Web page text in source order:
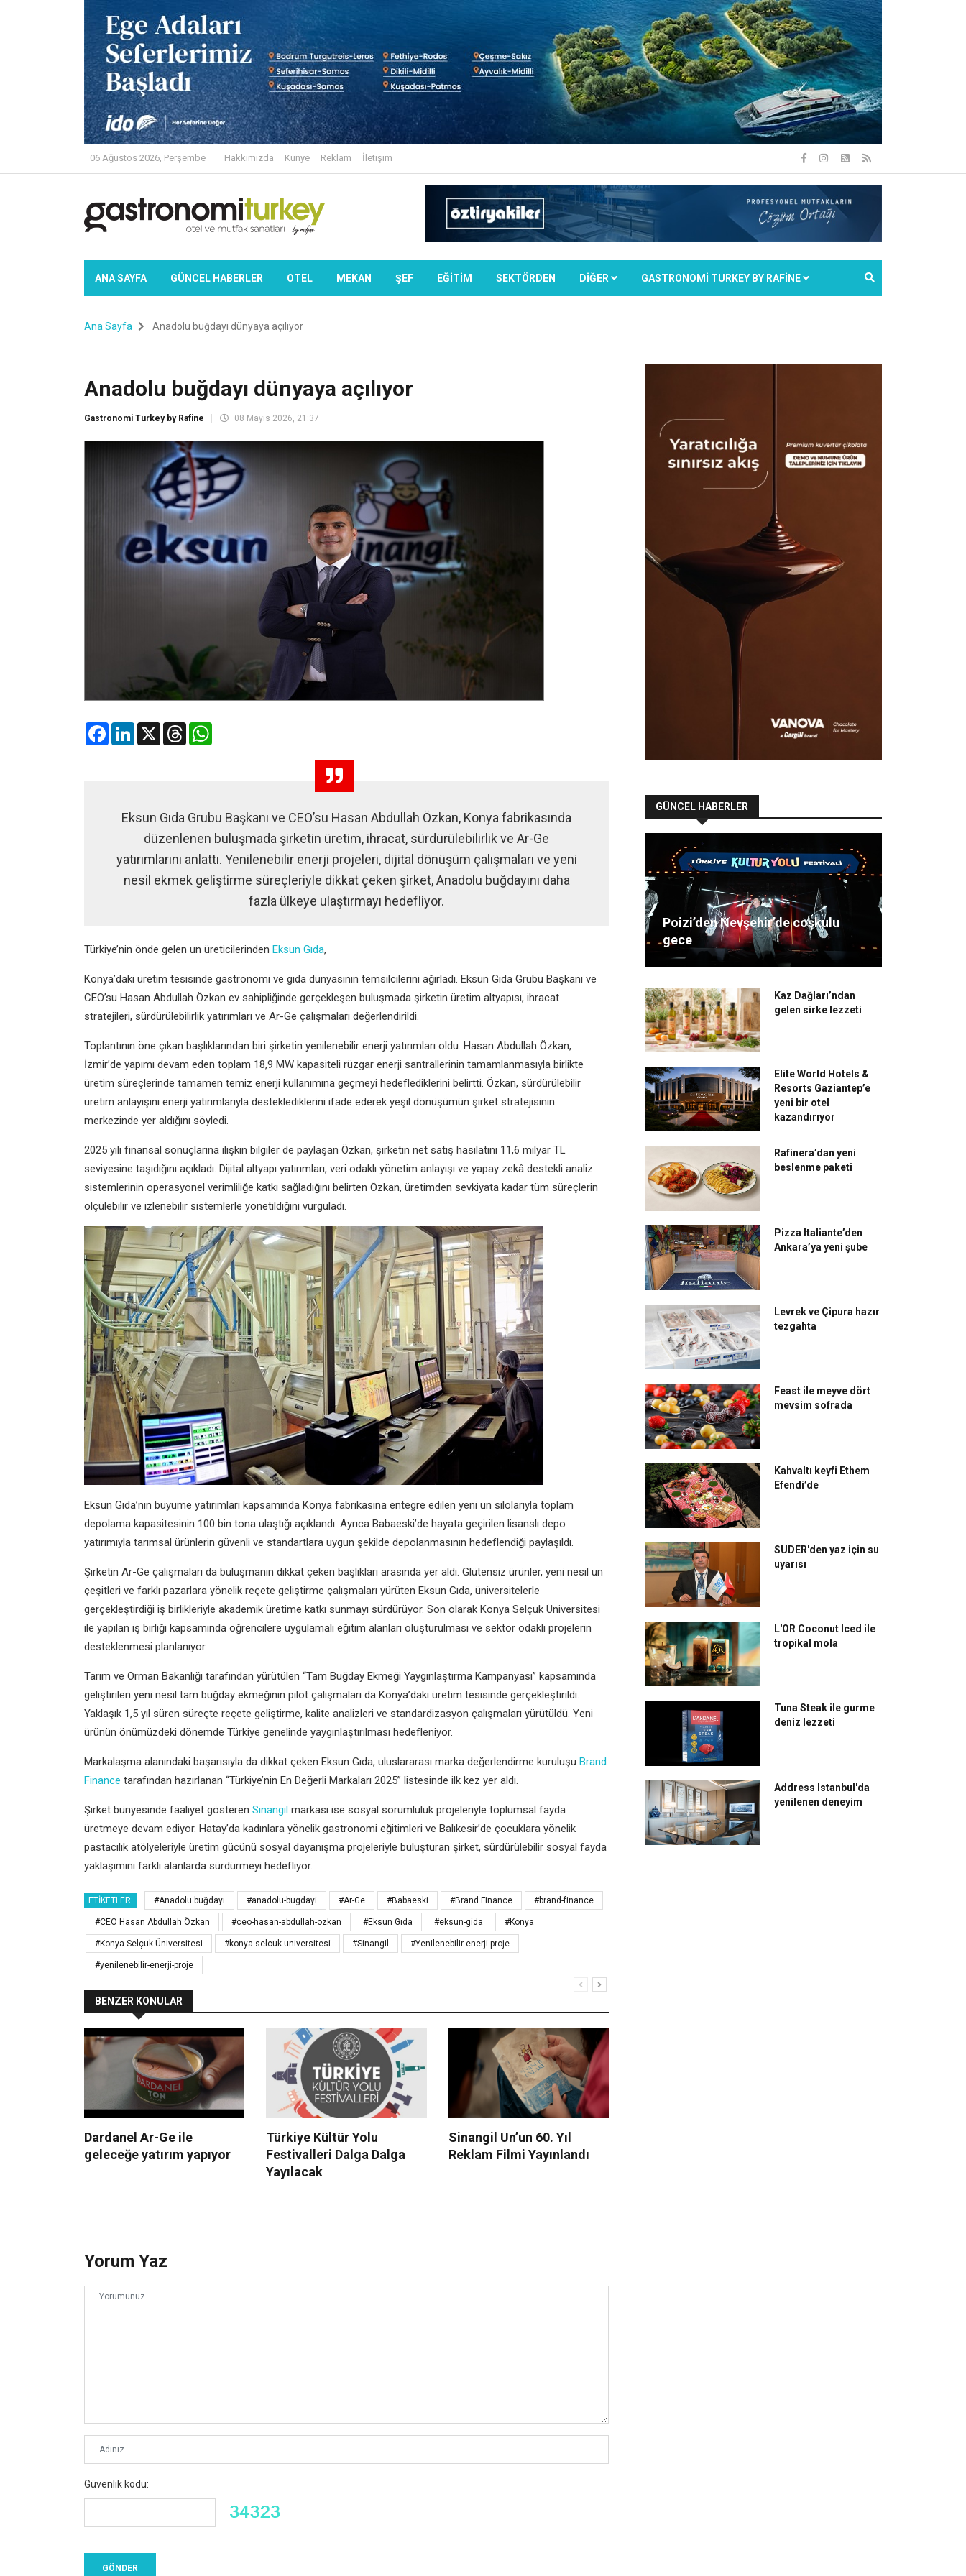
06 Ağustos 2026, Perşembe Hakkımızda Künye Reklam İletişim
ANA SAYFA GÜNCEL HABERLER OTEL MEKAN ŞEF EĞİTİM SEKTÖRDEN DIĞER GASTRONOMİ TURKEY BY RAFİNE
Ana Sayfa Anadolu buğdayı dünyaya açılıyor
Anadolu buğdayı dünyaya açılıyor
Gastronomi Turkey by Rafine 08 Mayıs 2026, 21:37
FacebookLinkedIn
X Threads
Eksun Gıda Grubu Başkanı ve CEO’su Hasan Abdullah Özkan, Konya fabrikasında
düzenlenen buluşmada şirketin üretim, ihracat, sürdürülebilirlik ve Ar-Ge
yatırımlarını anlattı. Yenilenebilir enerji projeleri, dijital dönüşüm çalışmaları ve yeni
nesil ekmek geliştirme süreçleriyle dikkat çeken şirket, Anadolu buğdayını daha
fazla ülkeye ulaştırmayı hedefliyor.
Türkiye’nin önde gelen un üreticilerinden Eksun Gıda,
Konya’daki üretim tesisinde gastronomi ve gıda dünyasının temsilcilerini ağırladı. Eksun Gıda Grubu Başkanı ve
CEO’su Hasan Abdullah Özkan ev sahipliğinde gerçekleşen buluşmada şirketin üretim altyapısı, ihracat
stratejileri, sürdürülebilirlik yatırımları ve Ar-Ge çalışmaları değerlendirildi.
Toplantının öne çıkan başlıklarından biri şirketin yenilenebilir enerji yatırımları oldu. Hasan Abdullah Özkan,
İzmir’de yapımı devam eden toplam 18,9 MW kapasiteli rüzgar enerji santrallerinin tamamlanmasıyla birlikte
üretim süreçlerinde tamamen temiz enerji kullanımına geçmeyi hedeflediklerini belirtti. Özkan, sürdürülebilir
üretim anlayışını enerji yatırımlarıyla desteklediklerini ifade ederek yeşil dönüşümün şirket stratejisinin
merkezinde yer aldığını söyledi.
2025 yılı finansal sonuçlarına ilişkin bilgiler de paylaşan Özkan, şirketin net satış hasılatını 11,6 milyar TL
seviyesine taşıdığını açıkladı. Dijital altyapı yatırımları, veri odaklı yönetim anlayışı ve yapay zekâ destekli analiz
sistemlerinin operasyonel verimliliğe katkı sağladığını belirten Özkan, üretimden sevkiyata kadar tüm süreçlerin
ölçülebilir ve izlenebilir sistemlerle yönetildiğini vurguladı.
Eksun Gıda’nın büyüme yatırımları kapsamında Konya fabrikasına entegre edilen yeni un silolarıyla toplam
depolama kapasitesinin 100 bin tona ulaştığı açıklandı. Ayrıca Babaeski’de hayata geçirilen lisanslı depo
yatırımıyla tarımsal ürünlerin güvenli ve standartlara uygun şekilde depolanmasının hedeflendiği paylaşıldı.
Şirketin Ar-Ge çalışmaları da buluşmanın dikkat çeken başlıkları arasında yer aldı. Glütensiz ürünler, yeni nesil un
çeşitleri ve farklı pazarlara yönelik reçete geliştirme çalışmaları yürüten Eksun Gıda, üniversitelerle
gerçekleştirdiği iş birlikleriyle akademik üretime katkı sunmayı sürdürüyor. Son olarak Konya Selçuk Üniversitesi
ile yapılan iş birliği kapsamında öğrencilere uygulamalı eğitim alanları oluşturulması ve sektör odaklı projelerin
desteklenmesi planlanıyor.
Tarım ve Orman Bakanlığı tarafından yürütülen “Tam Buğday Ekmeği Yaygınlaştırma Kampanyası” kapsamında
geliştirilen yeni nesil tam buğday ekmeğinin pilot çalışmaları da Konya’daki üretim tesisinde gerçekleştirildi.
Yaklaşık 1,5 yıl süren süreçte reçete geliştirme, kalite analizleri ve standardizasyon çalışmaları yürütüldü. Yeni
ürünün önümüzdeki dönemde Türkiye genelinde yaygınlaştırılması hedefleniyor.
Markalaşma alanındaki başarısıyla da dikkat çeken Eksun Gıda, uluslararası marka değerlendirme kuruluşu Brand
Finance tarafından hazırlanan “Türkiye’nin En Değerli Markaları 2025” listesinde ilk kez yer aldı.
Şirket bünyesinde faaliyet gösteren Sinangil markası ise sosyal sorumluluk projeleriyle toplumsal fayda
üretmeye devam ediyor. Hatay’da kadınlara yönelik gastronomi eğitimleri ve Balıkesir’de çocuklara yönelik
pastacılık atölyeleriyle üretim gücünü sosyal dayanışma projeleriyle buluşturan şirket, sürdürülebilir sosyal fayda
yaklaşımını farklı alanlarda sürdürmeyi hedefliyor.
ETIKETLER: #Anadolu buğdayı #anadolu-bugdayi #Ar-Ge #Babaeski #Brand Finance #brand-finance
#CEO Hasan Abdullah Özkan #ceo-hasan-abdullah-ozkan #Eksun Gıda #eksun-gida #Konya
#Konya Selçuk Üniversitesi #konya-selcuk-universitesi #Sinangil #Yenilenebilir enerji proje
#yenilenebilir-enerji-proje
BENZER KONULAR
Dardanel Ar-Ge ile
geleceğe yatırım yapıyor
Türkiye Kültür Yolu
Festivalleri Dalga Dalga
Yayılacak
Sinangil Un’un 60. Yıl
Reklam Filmi Yayınlandı
Yorum Yaz
Güvenlik kodu:
GÜNCEL HABERLER
Poizi’den Nevşehir’de coşkulu
gece
Kaz Dağları’ndan
gelen sirke lezzeti
Elite World Hotels &
Resorts Gaziantep’e
yeni bir otel
kazandırıyor
Rafinera’dan yeni
beslenme paketi
Pizza Italiante’den
Ankara’ya yeni şube
Levrek ve Çipura hazır
tezgahta
Feast ile meyve dört
mevsim sofrada
Kahvaltı keyfi Ethem
Efendi’de
SUDER'den yaz için su
uyarısı
L'OR Coconut Iced ile
tropikal mola
Tuna Steak ile gurme
deniz lezzeti
Address Istanbul'da
yenilenen deneyim